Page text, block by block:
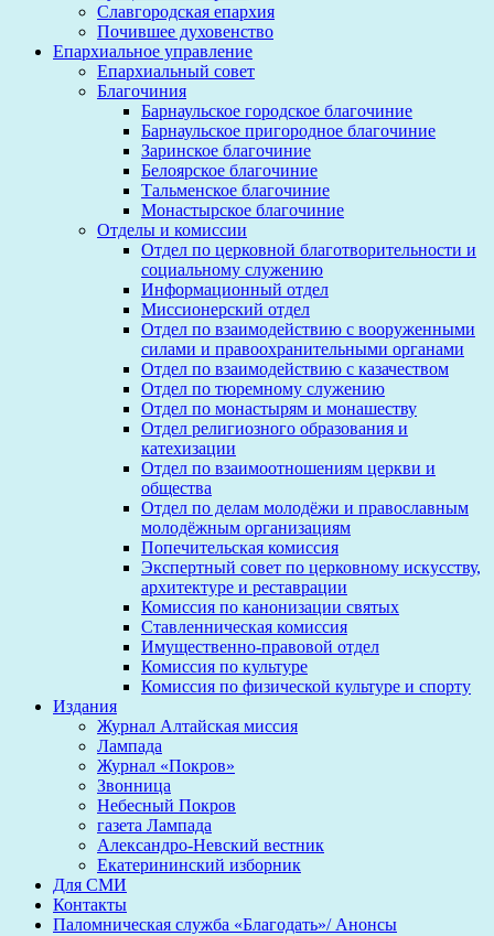
Славгородская епархия
Почившее духовенство
Епархиальное управление
Епархиальный совет
Благочиния
Барнаульское городское благочиние
Барнаульское пригородное благочиние
Заринское благочиние
Белоярское благочиние
Тальменское благочиние
Монастырское благочиние
Отделы и комиссии
Отдел по церковной благотворительности и
социальному служению
Информационный отдел
Миссионерский отдел
Отдел по взаимодействию с вооруженными
силами и правоохранительными органами
Отдел по взаимодействию с казачеством
Отдел по тюремному служению
Отдел по монастырям и монашеству
Отдел религиозного образования и
катехизации
Отдел по взаимоотношениям церкви и
общества
Отдел по делам молодёжи и православным
молодёжным организациям
Попечительская комиссия
Экспертный совет по церковному искусству,
архитектуре и реставрации
Комиссия по канонизации святых
Ставленническая комиссия
Имущественно-правовой отдел
Комиссия по культуре
Комиссия по физической культуре и спорту
Издания
Журнал Алтайская миссия
Лампада
Журнал «Покров»
Звонница
Небесный Покров
газета Лампада
Александро-Невский вестник
Екатерининский изборник
Для СМИ
Контакты
Паломническая служба «Благодать»/ Анонсы